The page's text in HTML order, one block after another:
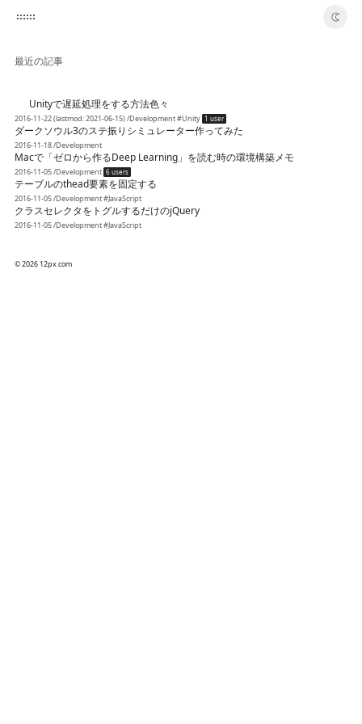
最近の記事
Unityで遅延処理をする方法色々
2016-11-22(lastmod: 2021-06-15)/Development#Unity 1 user
ダークソウル3のステ振りシミュレーター作ってみた
2016-11-18/Development
Macで「ゼロから作るDeep Learning」を読む時の環境構築メモ
2016-11-05/Development 6 users
テーブルのthead要素を固定する
2016-11-05/Development#JavaScript
クラスセレクタをトグルするだけのjQuery
2016-11-05/Development#JavaScript
© 2026 12px.com